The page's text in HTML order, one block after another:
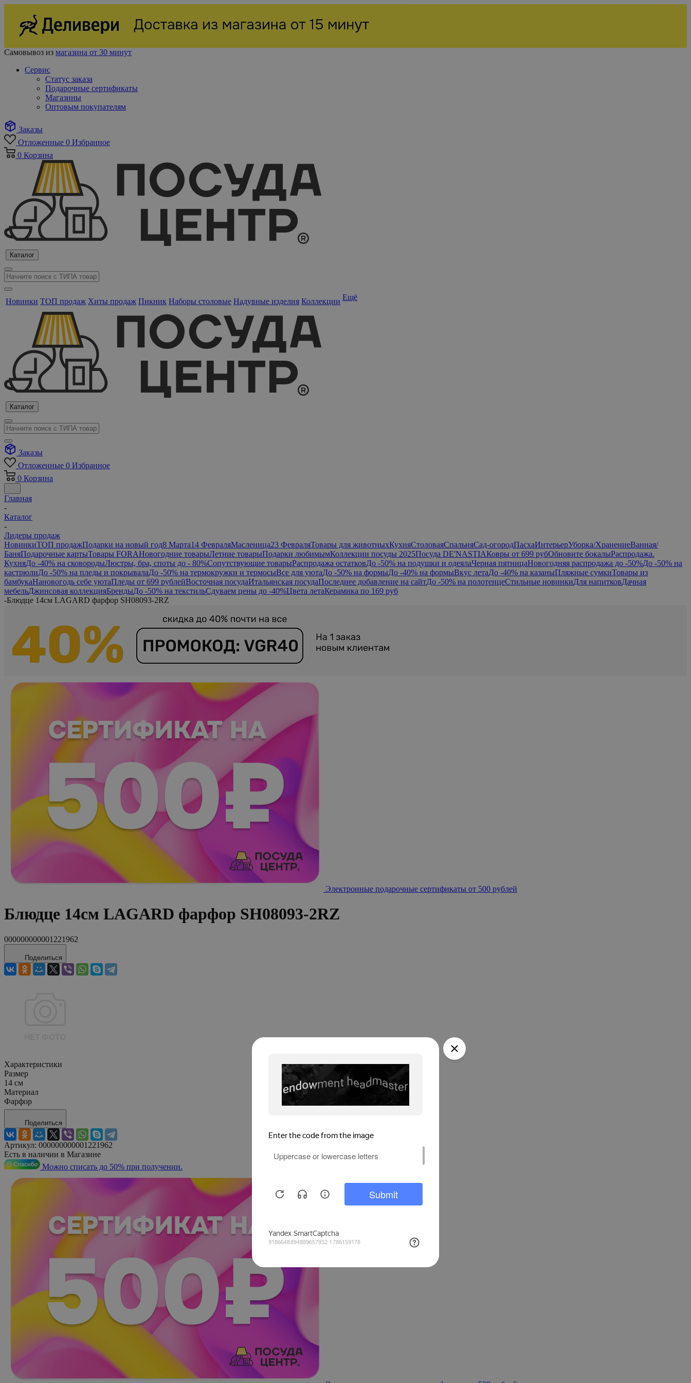
Самовывоз из магазина от 30 минут
Сервис
Статус заказа
Подарочные сертификаты
Магазины
Оптовым покупателям
Заказы
Отложенные 0 Избранное
0 Корзина
Каталог
Новинки ТОП продаж Хиты продаж Пикник Наборы столовые Надувные изделия Коллекции Ещё
Каталог
Заказы
Отложенные 0 Избранное
0 Корзина
Главная
-
Каталог
-
Лидеры продаж
НовинкиТОП продажПодарки на новый год8 Марта14 ФевраляМасленица23 ФевраляТовары для животныхКухняСтоловаяСпальняСад-огородПасхаИнтерьерУборка/ХранениеВанная/
БаняПодарочные картыТовары FORAНовогодние товарыЛетние товарыПодарки любимымКоллекции посуды 2025Посуда DE'NASTIAКовры от 699 рубОбновите бокалыРаспродажа.
КухняДо -40% на сковородыЛюстры, бра, споты до - 80%Сопутствующие товарыРаспродажа остатковДо -50% на подушки и одеялаЧерная пятницаНовогодняя распродажа до -50%До -50% на
кастрюлиДо -50% на пледы и покрывалаДо -50% на термокружки и термосыВсе для уютаДо -50% на формыДо -40% на формыВкус летаДо -40% на казаныПляжные сумкиТовары из
бамбукаНановогодь себе уютаПледы от 699 рублейВосточная посудаИтальянская посудаПоследнее добавление на сайтДо -50% на полотенцеСтильные новинкиДля напитковДачная
мебельДжинсовая коллекцияБрендыДо -50% на текстильСдуваем цены до -40%Цвета летаКерамика по 169 руб
-Блюдце 14см LAGARD фарфор SH08093-2RZ
Электронные подарочные сертификаты от 500 рублей
Блюдце 14см LAGARD фарфор SH08093-2RZ
000000000001221962
Поделиться
Характеристики
Размер
14 см
Материал
Фарфор
Поделиться
Артикул: 000000000001221962
Есть в наличии в Магазине
Можно списать до 50% при получении.